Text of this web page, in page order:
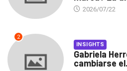
2026/07/22
2
INSIGHTS
Gabriela
cambiarse